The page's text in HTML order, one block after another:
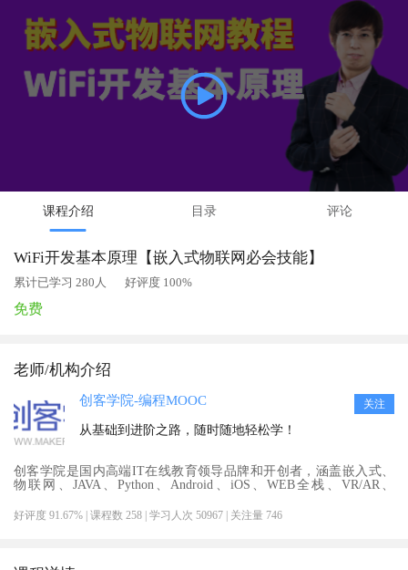
课程介绍 目录 评论
WiFi开发基本原理【嵌入式物联网必会技能】
累计已学习 280人 好评度 100%
免费
老师/机构介绍
创客学院-编程MOOC 关注
从基础到进阶之路，随时随地轻松学！
创客学院是国内高端IT在线教育领导品牌和开创者，涵盖嵌入式、
物联网、JAVA、Python、Android、iOS、WEB全栈、VR/AR、
好评度 91.67% | 课程数 258 | 学习人次 50967 | 关注量 746